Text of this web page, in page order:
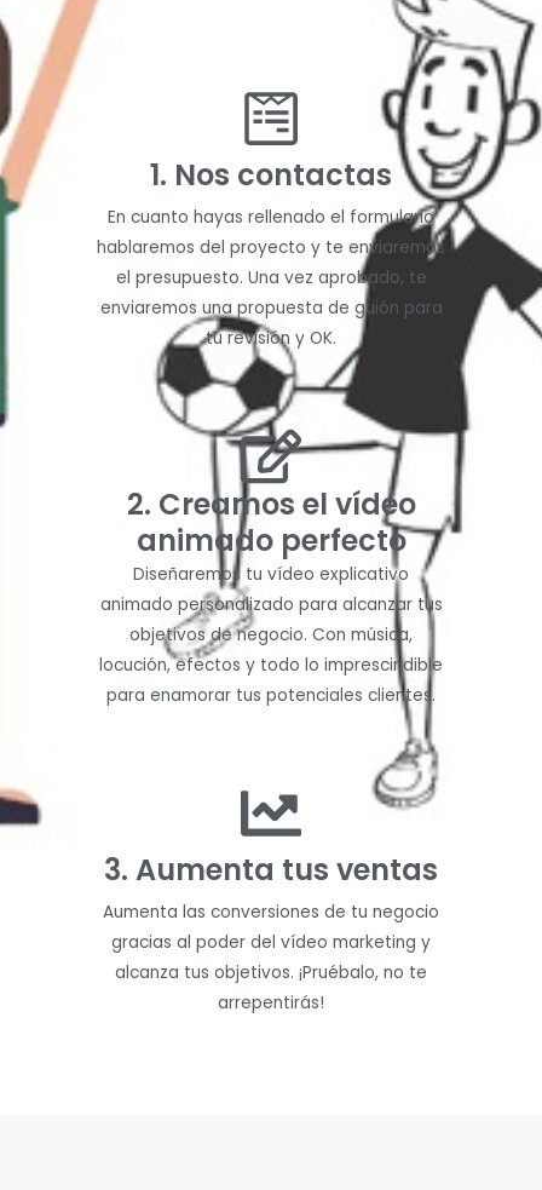
1. Nos contactas
En cuanto hayas rellenado el formulario
hablaremos del proyecto y te enviaremos
el presupuesto. Una vez aprobado, te
enviaremos una propuesta de guión para
tu revisión y OK.
2. Creamos el vídeo
animado perfecto
Diseñaremos tu vídeo explicativo
animado personalizado para alcanzar tus
objetivos de negocio. Con música,
locución, efectos y todo lo imprescindible
para enamorar tus potenciales clientes.
3. Aumenta tus ventas
Aumenta las conversiones de tu negocio
gracias al poder del vídeo marketing y
alcanza tus objetivos. ¡Pruébalo, no te
arrepentirás!